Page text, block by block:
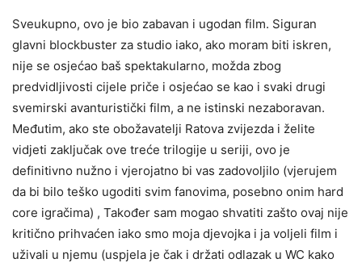
Sveukupno, ovo je bio zabavan i ugodan film. Siguran
glavni blockbuster za studio iako, ako moram biti iskren,
nije se osjećao baš spektakularno, možda zbog
predvidljivosti cijele priče i osjećao se kao i svaki drugi
svemirski avanturistički film, a ne istinski nezaboravan.
Međutim, ako ste obožavatelji Ratova zvijezda i želite
vidjeti zaključak ove treće trilogije u seriji, ovo je
definitivno nužno i vjerojatno bi vas zadovoljilo (vjerujem
da bi bilo teško ugoditi svim fanovima, posebno onim hard
core igračima) , Također sam mogao shvatiti zašto ovaj nije
kritično prihvaćen iako smo moja djevojka i ja voljeli film i
uživali u njemu (uspjela je čak i držati odlazak u WC kako